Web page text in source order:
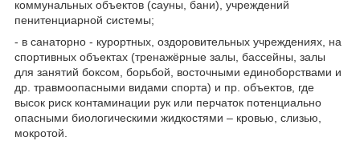
коммунальных объектов (сауны, бани), учреждений
пенитенциарной системы;
- в санаторно - курортных, оздоровительных учреждениях, на
спортивных объектах (тренажёрные залы, бассейны, залы
для занятий боксом, борьбой, восточными единоборствами и
др. травмоопасными видами спорта) и пр. объектов, где
высок риск контаминации рук или перчаток потенциально
опасными биологическими жидкостями – кровью, слизью,
мокротой.